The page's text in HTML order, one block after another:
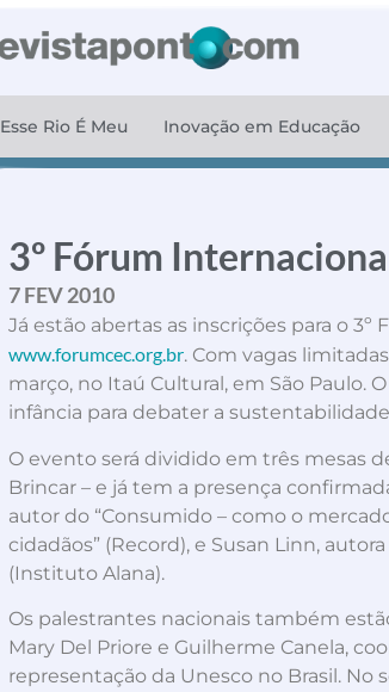
Esse Rio É Meu Inovação em Educação
3º Fórum
7 FEV 2010
Já estão abertas as inscrições para o
www.forumcec.org.br. Com vagas
março, no Itaú Cultural, em São Paulo.
infância para debater a
O evento será dividido em três mesas
Brincar – e já tem a presença
autor do “Consumido – como o
cidadãos” (Record), e Susan Linn,
(Instituto Alana).
Os palestrantes nacionais também
Mary Del Priore e Guilherme Canela,
representação da Unesco no Brasil. No